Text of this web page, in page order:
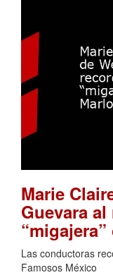
Marie
Guevara
Las conductoras
Famosos México